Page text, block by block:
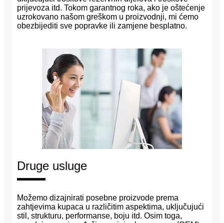
prijevoza itd. Tokom garantnog roka, ako je oštećenje
uzrokovano našom greškom u proizvodnji, mi ćemo
obezbijediti sve popravke ili zamjene besplatno.
Druge usluge
Možemo dizajnirati posebne proizvode prema
zahtjevima kupaca u različitim aspektima, uključujući
stil, strukturu, performanse, boju itd. Osim toga,